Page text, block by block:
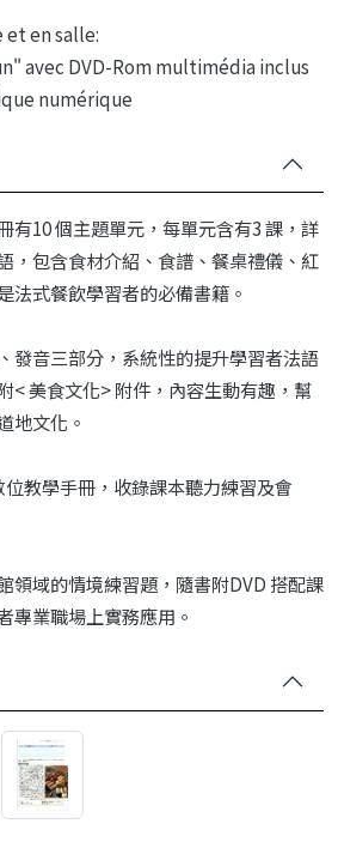
et en salle:
avec DVD-Rom multimédia inclus
numérique
10 個主題單元，每單元含有3 課，詳
，包含食材介紹、食譜、餐桌禮儀、紅
法式餐飲學習者的必備書籍。
發音三部分，系統性的提升學習者法語
< 美食文化> 附件，內容生動有趣，幫
地文化。
教學手冊，收錄課本聽力練習及會
域的情境練習題，隨書附DVD 搭配課
專業職場上實務應用。